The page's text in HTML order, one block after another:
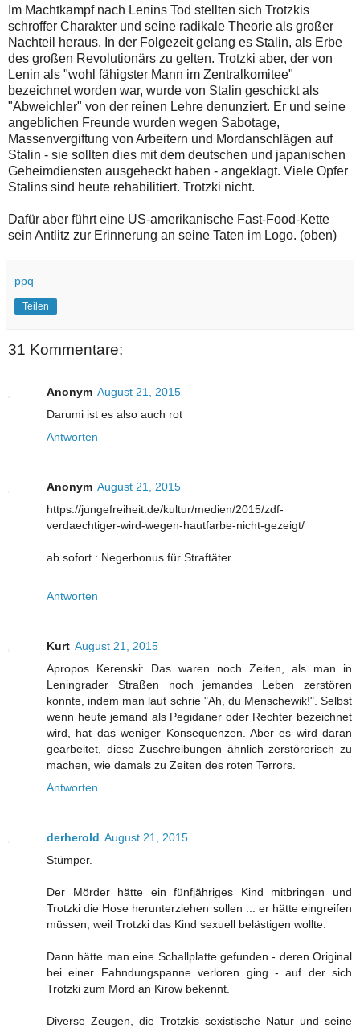
Im Machtkampf nach Lenins Tod stellten sich Trotzkis
schroffer Charakter und seine radikale Theorie als großer
Nachteil heraus. In der Folgezeit gelang es Stalin, als Erbe
des großen Revolutionärs zu gelten. Trotzki aber, der von
Lenin als "wohl fähigster Mann im Zentralkomitee"
bezeichnet worden war, wurde von Stalin geschickt als
"Abweichler" von der reinen Lehre denunziert. Er und seine
angeblichen Freunde wurden wegen Sabotage,
Massenvergiftung von Arbeitern und Mordanschlägen auf
Stalin - sie sollten dies mit dem deutschen und japanischen
Geheimdiensten ausgeheckt haben - angeklagt. Viele Opfer
Stalins sind heute rehabilitiert. Trotzki nicht.
Dafür aber führt eine US-amerikanische Fast-Food-Kette
sein Antlitz zur Erinnerung an seine Taten im Logo. (oben)
ppq
Teilen
31 Kommentare:
Anonym August 21, 2015
Darumi ist es also auch rot
Antworten
Anonym August 21, 2015
https://jungefreiheit.de/kultur/medien/2015/zdf-
verdaechtiger-wird-wegen-hautfarbe-nicht-gezeigt/
ab sofort : Negerbonus für Straftäter .
Antworten
Kurt August 21, 2015
Apropos Kerenski: Das waren noch Zeiten, als man in
Leningrader Straßen noch jemandes Leben zerstören
konnte, indem man laut schrie "Ah, du Menschewik!". Selbst
wenn heute jemand als Pegidaner oder Rechter bezeichnet
wird, hat das weniger Konsequenzen. Aber es wird daran
gearbeitet, diese Zuschreibungen ähnlich zerstörerisch zu
machen, wie damals zu Zeiten des roten Terrors.
Antworten
derherold August 21, 2015
Stümper.
Der Mörder hätte ein fünfjähriges Kind mitbringen und
Trotzki die Hose herunterziehen sollen ... er hätte eingreifen
müssen, weil Trotzki das Kind sexuell belästigen wollte.
Dann hätte man eine Schallplatte gefunden - deren Original
bei einer Fahndungspanne verloren ging - auf der sich
Trotzki zum Mord an Kirow bekennt.
Diverse Zeugen, die Trotzkis sexistische Natur und seine